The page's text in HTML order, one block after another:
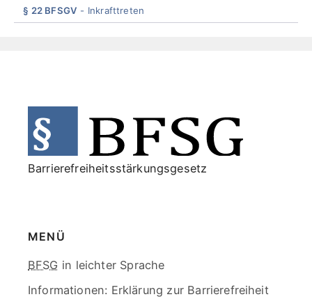
§ 22 BFSGV Inkrafttreten
Barrierefreiheitsstärkungsgesetz
MENÜ
Skip
menu
BFSG in leichter Sprache
Informationen: Erklärung zur Barrierefreiheit